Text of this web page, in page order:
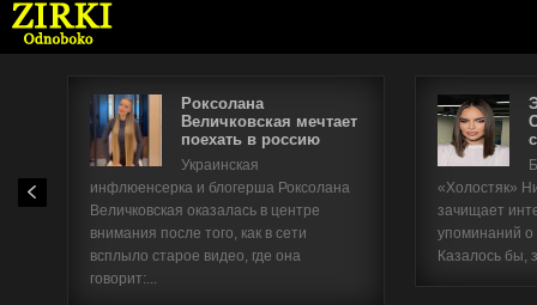
Роксолана
Величковская мечтает
поехать в россию
Украинская
инфлюенсерка и блогерша Роксолана
Величковская оказалась в центре
внимания после того, как в сети
всплыло старое видео, где она
говорит:...
«Холостяк»
зачищает
упоминаний
Казалось бы,
Имя